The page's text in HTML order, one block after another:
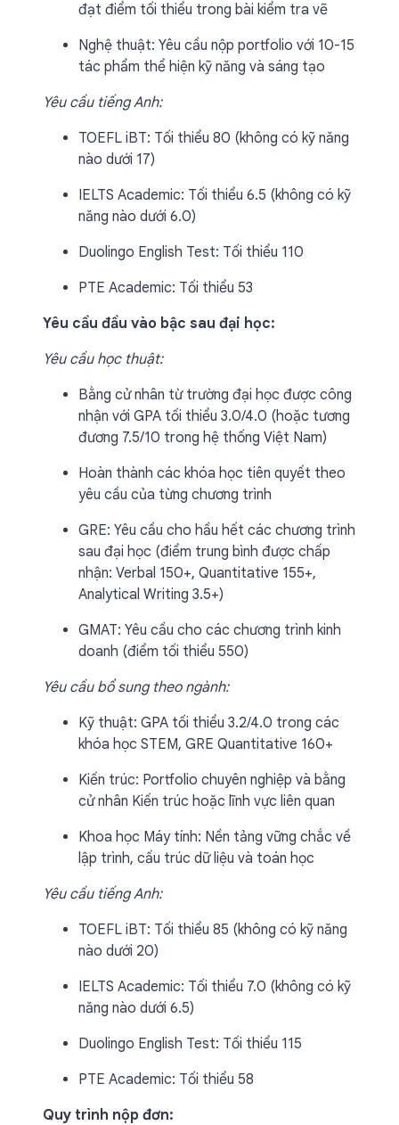
đạt điểm tối thiểu trong bài kiểm tra vẽ
Nghệ thuật: Yêu cầu nộp portfolio với 10-15
tác phẩm thể hiện kỹ năng và sáng tạo
Yêu cầu tiếng Anh:
TOEFL iBT: Tối thiểu 80 (không có kỹ năng
nào dưới 17)
IELTS Academic: Tối thiểu 6.5 (không có kỹ
năng nào dưới 6.0)
Duolingo English Test: Tối thiểu 110
PTE Academic: Tối thiểu 53
Yêu cầu đầu vào bậc sau đại học:
Yêu cầu học thuật:
Bằng cử nhân từ trường đại học được công
nhận với GPA tối thiểu 3.0/4.0 (hoặc tương
đương 7.5/10 trong hệ thống Việt Nam)
Hoàn thành các khóa học tiên quyết theo
yêu cầu của từng chương trình
GRE: Yêu cầu cho hầu hết các chương trình
sau đại học (điểm trung bình được chấp
nhận: Verbal 150+, Quantitative 155+,
Analytical Writing 3.5+)
GMAT: Yêu cầu cho các chương trình kinh
doanh (điểm tối thiểu 550)
Yêu cầu bổ sung theo ngành:
Kỹ thuật: GPA tối thiểu 3.2/4.0 trong các
khóa học STEM, GRE Quantitative 160+
Kiến trúc: Portfolio chuyên nghiệp và bằng
cử nhân Kiến trúc hoặc lĩnh vực liên quan
Khoa học Máy tính: Nền tảng vững chắc về
lập trình, cấu trúc dữ liệu và toán học
Yêu cầu tiếng Anh:
TOEFL iBT: Tối thiểu 85 (không có kỹ năng
nào dưới 20)
IELTS Academic: Tối thiểu 7.0 (không có kỹ
năng nào dưới 6.5)
Duolingo English Test: Tối thiểu 115
PTE Academic: Tối thiểu 58
Quy trình nộp đơn: